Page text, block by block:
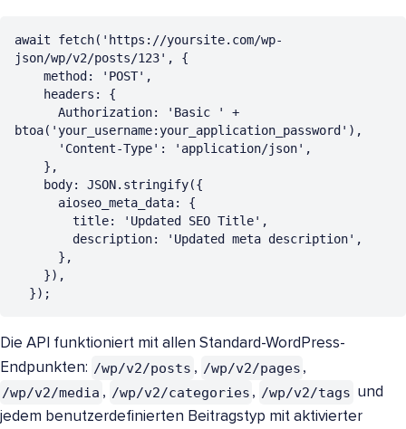
await fetch('https://yoursite.com/wp-
json/wp/v2/posts/123', {
btoa('your_username:your_application_password'),
  });
Die API funktioniert mit allen Standard-WordPress-
Endpunkten: /wp/v2/posts , /wp/v2/pages ,
/wp/v2/media , /wp/v2/categories , /wp/v2/tags und
jedem benutzerdefinierten Beitragstyp mit aktivierter